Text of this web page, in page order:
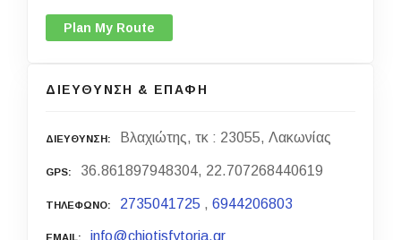
Plan My Route
ΔΙΕΥΘΥΝΣΗ & ΕΠΑΦΗ
ΔΙΕΥΘΥΝΣΗ Βλαχιώτης, τκ : 23055, Λακωνίας
GPS 36.861897948304, 22.707268440619
ΤΗΛΕΦΩΝΟ 2735041725 ,6944206803
EMAIL info@chiotisfytoria.gr